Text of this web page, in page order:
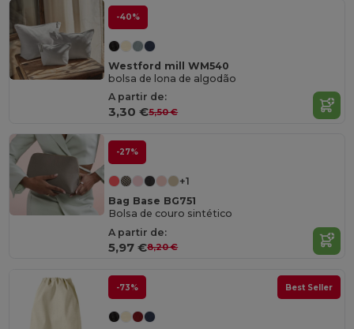
-40%
Westford mill WM540
bolsa de lona de algodão
A partir de:
3,30 €5,50 €
-27%
+1
Bag Base BG751
Bolsa de couro sintético
A partir de:
5,97 €8,20 €
-73% Best Seller